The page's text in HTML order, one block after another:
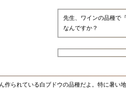
先生、ワインの品種で
なんですか？
られている白ブドウの品種だよ。特に暑い地